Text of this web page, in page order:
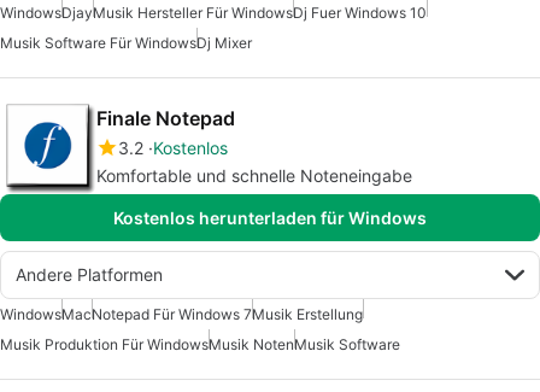
WindowsDjayMusik Hersteller Für WindowsDj Fuer Windows 10
Musik Software Für WindowsDj Mixer
Finale Notepad
3.2 Kostenlos
Komfortable und schnelle Noteneingabe
Kostenlos herunterladen für Windows
Andere Platformen
WindowsMacNotepad Für Windows 7Musik Erstellung
Musik Produktion Für WindowsMusik NotenMusik Software